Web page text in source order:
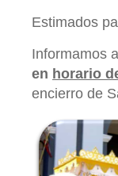
Estimados
Informamos
en horario
encierro de